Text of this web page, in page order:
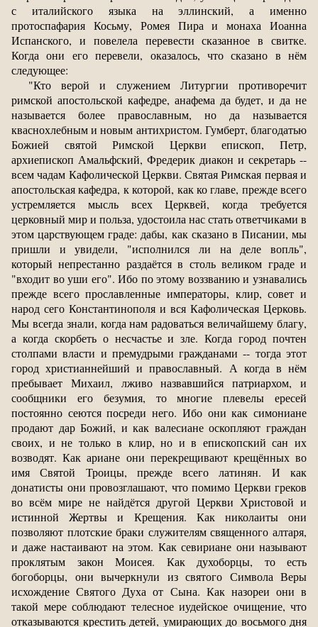
с италийского языка на эллинский, а именно
протоспафария Косьму, Ромея Пира и монаха Иоанна
Испанского, и повелела перевести сказанное в свитке.
Когда они его перевели, оказалось, что сказано в нём
следующее:
"Кто верой и служением Литургии противоречит
римской апостольской кафедре, анафема да будет, и да не
называется более православным, но да называется
кваснохлебным и новым антихристом. Гумберт, благодатью
Божией святой Римской Церкви епископ, Петр,
архиепископ Амальфский, Фредерик диакон и секретарь --
всем чадам Кафолической Церкви. Святая Римская первая и
апостольская кафедра, к которой, как ко главе, прежде всего
устремляется мысль всех Церквей, когда требуется
церковный мир и польза, удостоила нас стать ответчиками в
этом царствующем граде: дабы, как сказано в Писании, мы
пришли и увидели, "исполнился ли на деле вопль",
который непрестанно раздаётся в столь великом граде и
"входит во уши его". Ибо по этому воззванию и узнавались
прежде всего прославленные императоры, клир, совет и
народ сего Константинополя и вся Кафолическая Церковь.
Мы всегда знали, когда нам радоваться величайшему благу,
а когда скорбеть о несчастье и зле. Когда город почтен
столпами власти и премудрыми гражданами -- тогда этот
город христианнейший и православный. А когда в нём
пребывает Михаил, лживо назвавшийся патриархом, и
сообщники его безумия, то многие плевелы ересей
постоянно сеются посреди него. Ибо они как симониане
продают дар Божий, и как валесиане оскопляют граждан
своих, и не только в клир, но и в епископский сан их
возводят. Как ариане они перекрещивают крещённых во
имя Святой Троицы, прежде всего латинян. И как
донатисты они провозглашают, что помимо Церкви греков
во всём мире не найдётся другой Церкви Христовой и
истинной Жертвы и Крещения. Как николаиты они
позволяют плотские браки служителям священного алтаря,
и даже настаивают на этом. Как севириане они называют
проклятым закон Моисея. Как духоборцы, то есть
богоборцы, они вычеркнули из святого Символа Веры
исхождение Святого Духа от Сына. Как назореи они в
такой мере соблюдают телесное иудейское очищение, что
отказываются крестить детей, умирающих до восьмого дня